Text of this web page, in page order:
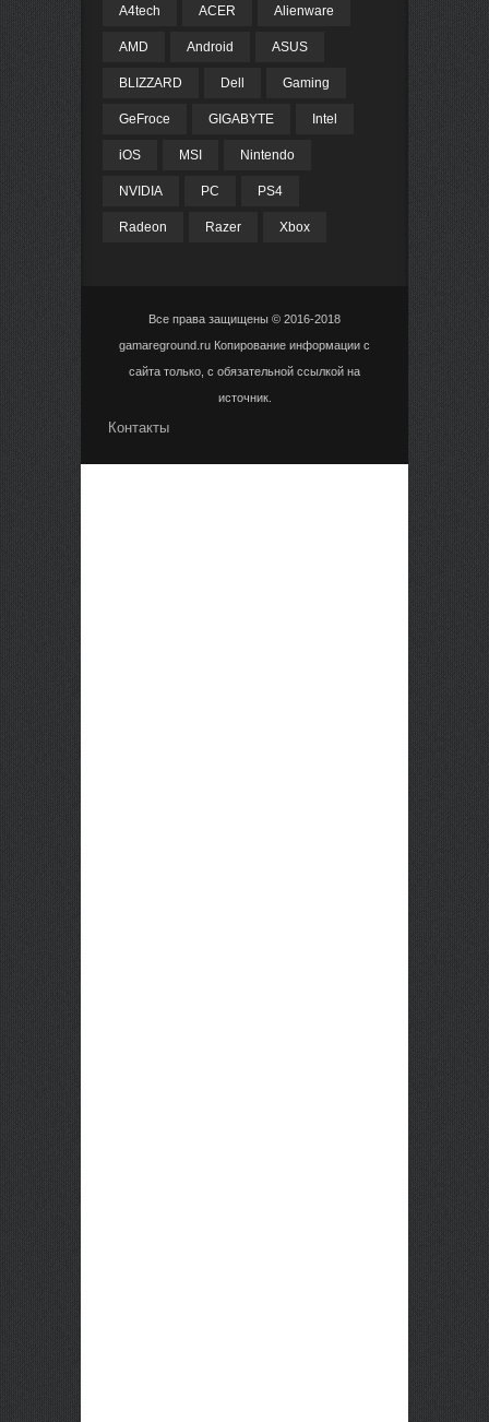
A4tech ACER Alienware
AMD Android ASUS
BLIZZARD Dell Gaming
GeFroce GIGABYTE Intel
iOS MSI Nintendo
NVIDIA PC PS4
Radeon Razer Xbox
Все права защищены © 2016-2018
gamareground.ru Копирование информации с
сайта только, с обязательной ссылкой на
источник.
Контакты